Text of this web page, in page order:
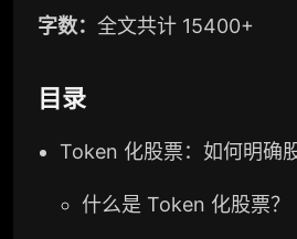
字数： 全文共计 15400+
目录
Token 化股票：如何明确
什么是 Token 化股票？